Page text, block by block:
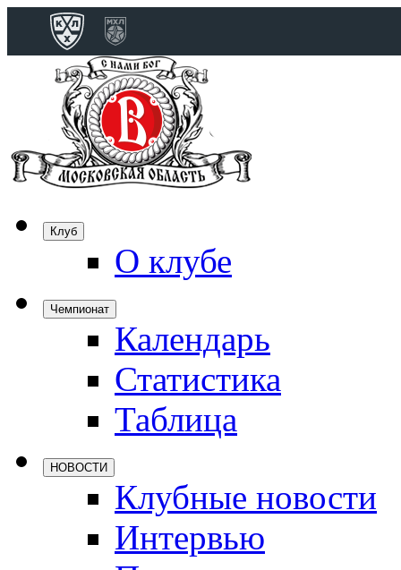
Клуб
О клубе
Чемпионат
Календарь
Статистика
Таблица
НОВОСТИ
Клубные новости
Интервью